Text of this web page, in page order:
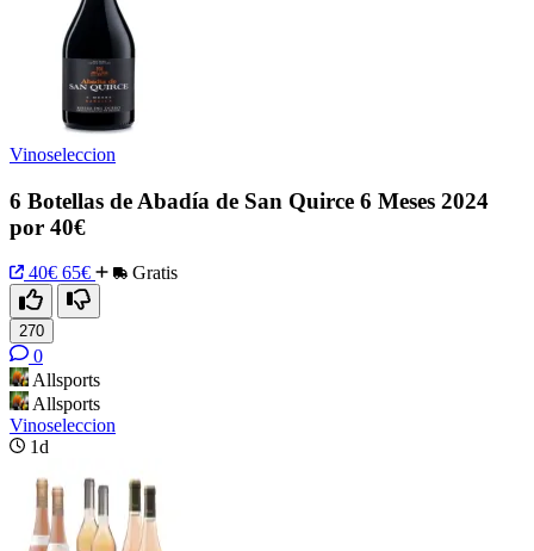
Vinoseleccion
6 Botellas de Abadía de San Quirce 6 Meses 2024
por 40€
40€ 65€ Gratis
270
0
Allsports
Allsports
Vinoseleccion
1d